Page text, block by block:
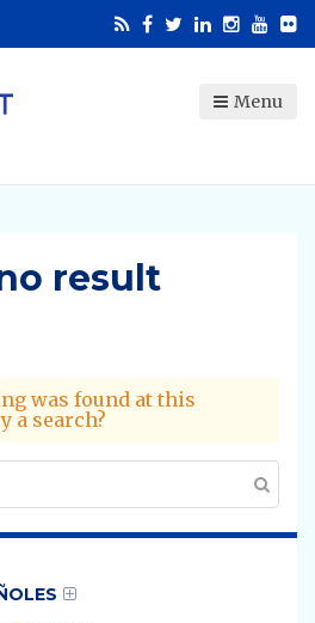
Menu
result
was found at this
a search?